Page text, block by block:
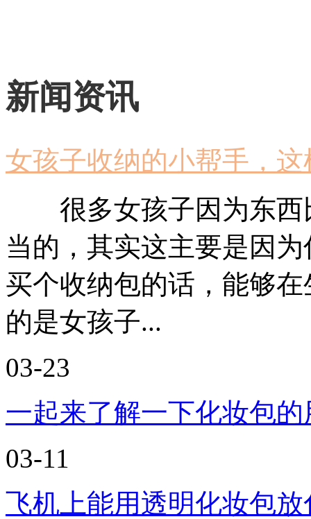
新闻资讯
女孩子收纳的小帮手，
很多女孩子因为东西
当的，其实这主要是因
买个收纳包的话，能够
的是女孩子...
03-23
一起来了解一下化妆包
03-11
飞机上能用透明化妆包放